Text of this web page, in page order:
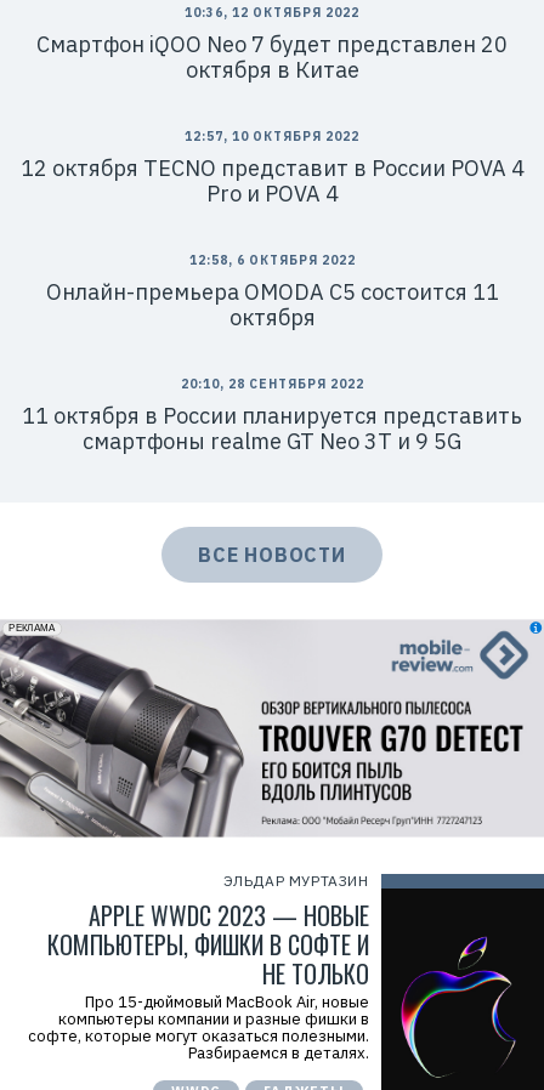
ЭЛЬДАР МУРТАЗИН
APPLE WWDC 2023 — НОВЫЕ
КОМПЬЮТЕРЫ, ФИШКИ В СОФТЕ И
НЕ ТОЛЬКО
Про 15-дюймовый MacBook Air, новые
компьютеры компании и разные фишки в
софте, которые могут оказаться полезными.
Разбираемся в деталях.
10:36, 12 ОКТЯБРЯ 2022
Смартфон iQOO Neo 7 будет представлен 20
октября в Китае
12:57, 10 ОКТЯБРЯ 2022
12 октября TECNO представит в России POVA 4
Pro и POVA 4
12:58, 6 ОКТЯБРЯ 2022
Онлайн-премьера OMODA C5 состоится 11
октября
20:10, 28 СЕНТЯБРЯ 2022
11 октября в России планируется представить
смартфоны realme GT Neo 3T и 9 5G
ВСЕ НОВОСТИ
erid: 2VfnxxmNzs5
РЕКЛАМА